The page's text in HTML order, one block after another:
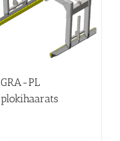
GRA-PL
plokihaarats